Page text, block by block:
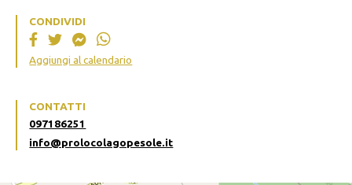
CONDIVIDI
Aggiungi al calendario
CONTATTI
097186251
info@prolocolagopesole.it